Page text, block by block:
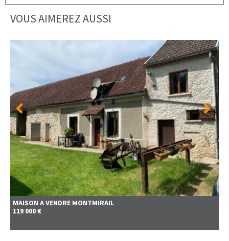
VOUS AIMEREZ AUSSI
MAISON A VENDRE MONTMIRAIL
119 000 €